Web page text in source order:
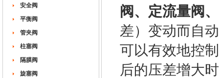
安全阀
平衡阀
管夹阀
柱塞阀
隔膜阀
旋塞阀
阀、定流量阀
差）变动而自
可以有效地控
后的压差增大